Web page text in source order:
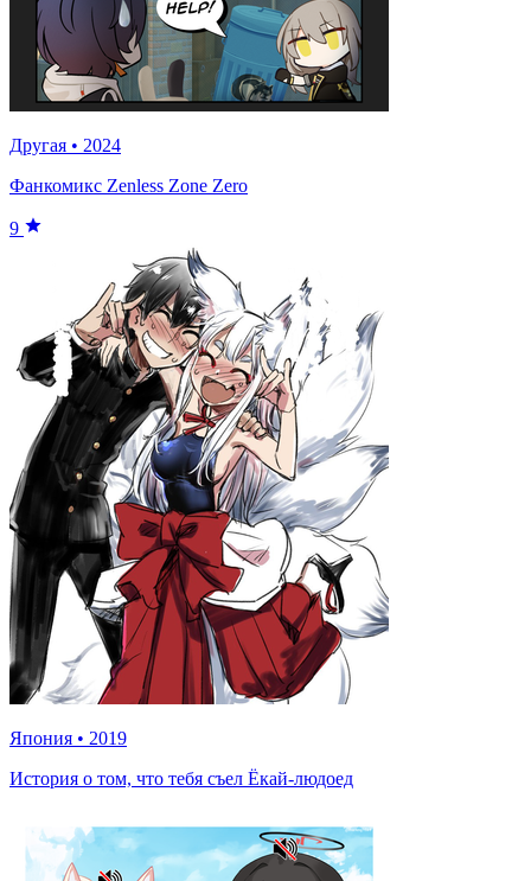
Другая • 2024
Фанкомикс Zenless Zone Zero
9
Япония • 2019
История о том, что тебя съел Ёкай-людоед